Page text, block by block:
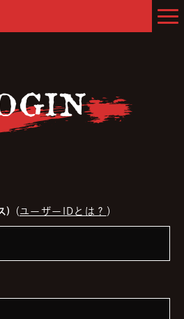
) （ ユーザーIDとは？ ）